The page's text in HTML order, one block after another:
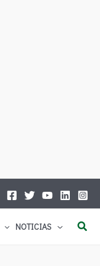
NOTICIAS